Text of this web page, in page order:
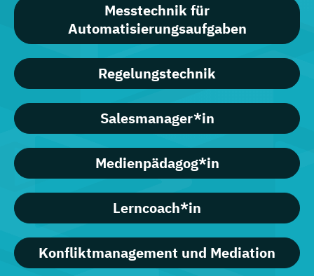
Messtechnik für
Automatisierungsaufgaben
Regelungstechnik
Salesmanager*in
Medienpädagog*in
Lerncoach*in
Konfliktmanagement und Mediation